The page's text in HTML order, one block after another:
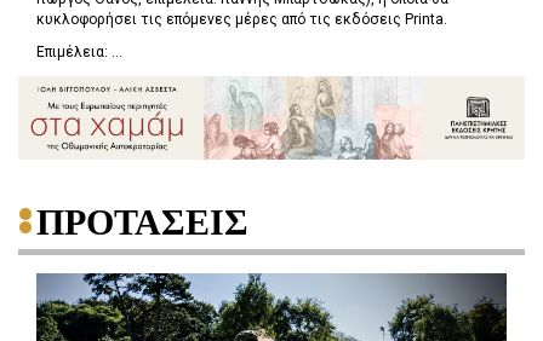
κυκλοφορήσει τις επόμενες μέρες από τις εκδόσεις Printa.
Επιμέλεια: ...
ΠΡΟΤΑΣΕΙΣ